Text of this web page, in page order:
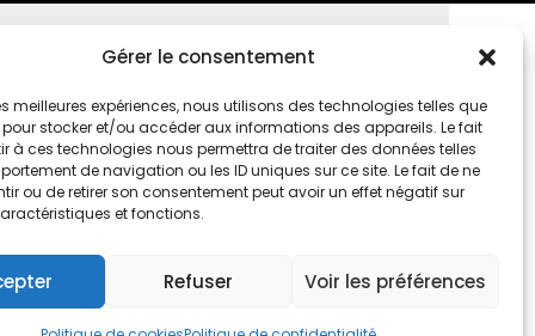
Gérer le consentement
meilleures expériences, nous utilisons des technologies telles que
stocker et/ou accéder aux informations des appareils. Le fait
à ces technologies nous permettra de traiter des données telles
de navigation ou les ID uniques sur ce site. Le fait de ne
ou de retirer son consentement peut avoir un effet négatif sur
et fonctions.
Refuser Voir les préférences
MAIL
SPORTS | PAR 7 SECONDES